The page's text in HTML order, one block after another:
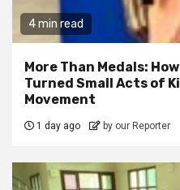
4 min read
More Than Medals:
Turned Small Acts of
Movement
1 day ago by our Reporter